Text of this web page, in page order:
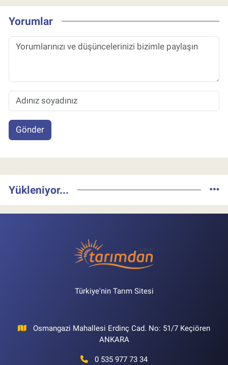
Yorumlar
Gönder
Yükleniyor...
Türkiye'nin Tarım Sitesi
Osmangazi Mahallesi Erdinç Cad. No: 51/7 Keçiören
ANKARA
0 535 977 73 34